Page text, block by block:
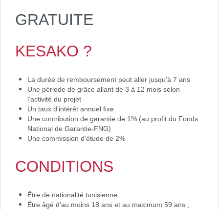
GRATUITE
KESAKO ?
La durée de remboursement peut aller jusqu’à 7 ans
Une période de grâce allant de 3 à 12 mois selon
l’activité du projet
Un taux d’intérêt annuel fixe
Une contribution de garantie de 1% (au profit du Fonds
National de Garantie-FNG)
Une commission d’étude de 2%
CONDITIONS
Être de nationalité tunisienne
Être âgé d’au moins 18 ans et au maximum 59 ans ;